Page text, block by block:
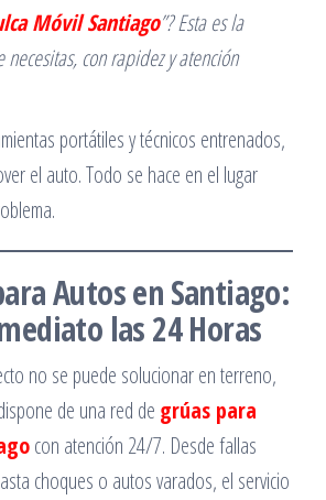
Móvil Santiago”? Esta es la
con rapidez y atención
portátiles y técnicos entrenados,
el auto. Todo se hace en el lugar
Autos en Santiago:
las 24 Horas
no se puede solucionar en terreno,
de una red de grúas para
con atención 24/7. Desde fallas
choques o autos varados, el servicio